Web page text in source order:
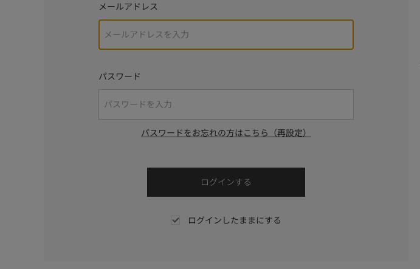
メールアドレス
パスワード
パスワードをお忘れの方はこちら（再設定）
ログインしたままにする